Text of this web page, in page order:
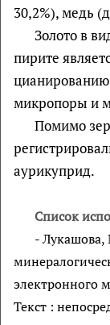
30,2%), медь
Золото в
пирите
микропоры и
Помимо
аурикуприд.
Список
- Лукашова,
электронного
Текст :